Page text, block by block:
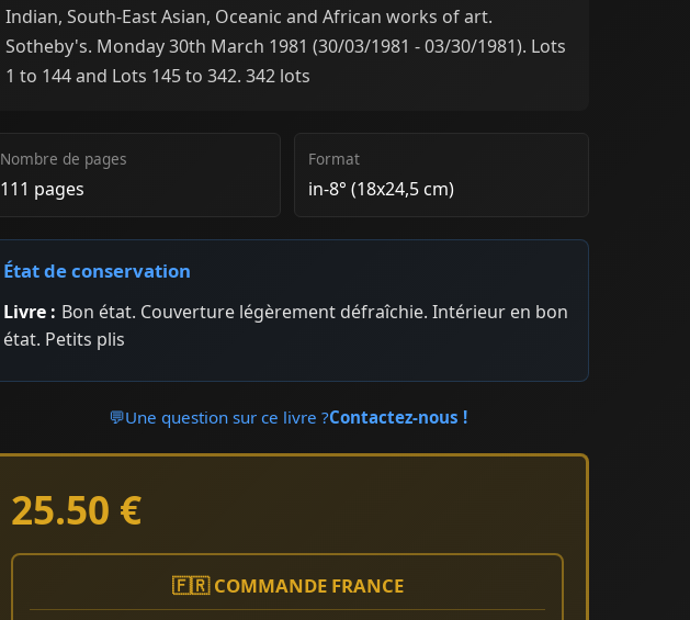
Indian, South-East Asian, Oceanic and African works of art.
Sotheby's. Monday 30th March 1981 (30/03/1981 - 03/30/1981). Lots
1 to 144 and Lots 145 to 342. 342 lots
Nombre de pages
111 pages
Format
in-8° (18x24,5 cm)
État de conservation
Livre : Bon état. Couverture légèrement défraîchie. Intérieur en bon
état. Petits plis
💬Une question sur ce livre ?Contactez-nous !
25.50 €
🇫🇷 COMMANDE FRANCE